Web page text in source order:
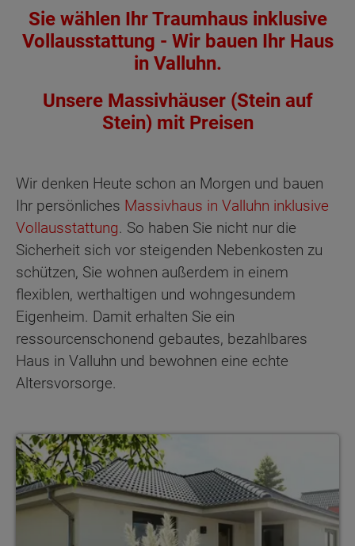
Sie wählen Ihr Traumhaus inklusive
Vollausstattung - Wir bauen Ihr Haus
in Valluhn.
Unsere Massivhäuser (Stein auf
Stein) mit Preisen
Wir denken Heute schon an Morgen und bauen
Ihr persönliches Massivhaus in Valluhn inklusive
Vollausstattung. So haben Sie nicht nur die
Sicherheit sich vor steigenden Nebenkosten zu
schützen, Sie wohnen außerdem in einem
flexiblen, werthaltigen und wohngesundem
Eigenheim. Damit erhalten Sie ein
ressourcenschonend gebautes, bezahlbares
Haus in Valluhn und bewohnen eine echte
Altersvorsorge.
Bungalows